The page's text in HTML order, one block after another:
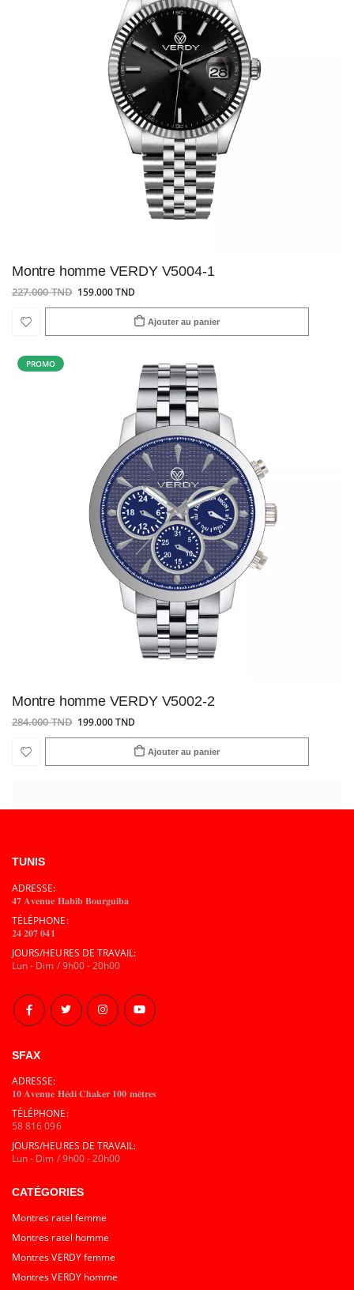
Montre homme VERDY V5004-1
227.000 TND 159.000 TND
Ajouter au panier
PROMO
Montre homme VERDY V5002-2
284.000 TND 199.000 TND
Ajouter au panier
TUNIS
ADRESSE:
𝟒𝟕 𝐀𝐯𝐞𝐧𝐮𝐞 𝐇𝐚𝐛𝐢𝐛 𝐁𝐨𝐮𝐫𝐠𝐮𝐢𝐛𝐚
TÉLÉPHONE:
𝟐𝟒 𝟐𝟎𝟕 𝟎𝟒𝟏
JOURS/HEURES DE TRAVAIL:
Lun - Dim / 9h00 - 20h00
SFAX
ADRESSE:
𝟏𝟎 𝐀𝐯𝐞𝐧𝐮𝐞 𝐇𝐞́𝐝𝐢 𝐂𝐡𝐚𝐤𝐞𝐫 𝟏𝟎𝟎 𝐦𝐞̀𝐭𝐫𝐞𝐬
TÉLÉPHONE:
58 816 096
JOURS/HEURES DE TRAVAIL:
Lun - Dim / 9h00 - 20h00
CATÉGORIES
Montres ratel femme
Montres ratel homme
Montres VERDY femme
Montres VERDY homme